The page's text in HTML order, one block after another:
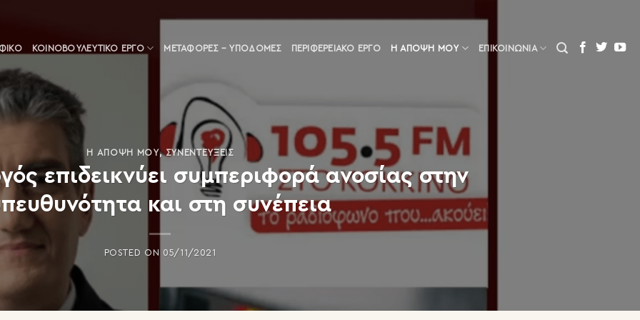
ΚΟΙΝΟΒΟΥΛΕΥΤΙΚΌ ΈΡΓΟ ΜΕΤΑΦΟΡΈΣ – ΥΠΟΔΟΜΈΣ ΠΕΡΙΦΕΡΕΙΑΚΌ ΈΡΓΟ Η ΆΠΟΨΗ ΜΟΥ ΕΠΙΚΟΙΝΩΝΙΑ
Η ΆΠΟΨΗ ΜΟΥ,ΣΥΝΕΝΤΕΎΞΕΙΣ
επιδεικνύει συμπεριφορά ανοσίας στην
και στη συνέπεια
POSTED ON 05/11/2021